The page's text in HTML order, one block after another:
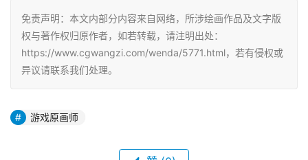
免责声明：本文内部分内容来自网络，所涉绘画作品及文字版
权与著作权归原作者，如若转载，请注明出处：
https://www.cgwangzi.com/wenda/5771.html，若有侵权或
异议请联系我们处理。
游戏原画师